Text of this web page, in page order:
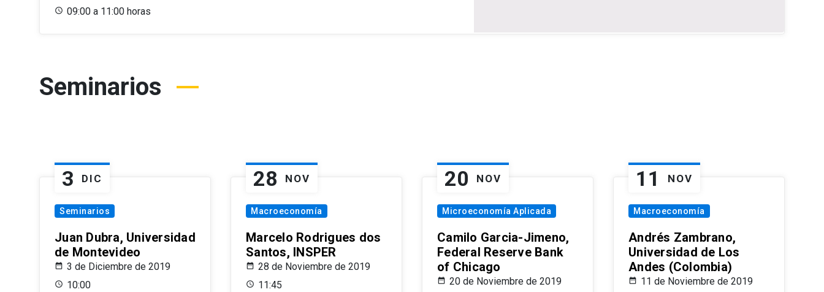
09:00 a 11:00 horas
Seminarios
3 DIC
Seminarios
Juan Dubra, Universidad
de Montevideo
3 de Diciembre de 2019
10:00
28 NOV
Macroeconomía
Marcelo Rodrigues dos
Santos, INSPER
28 de Noviembre de 2019
11:45
20 NOV
Microeconomía Aplicada
Camilo Garcia-Jimeno,
Federal Reserve Bank
of Chicago
20 de Noviembre de 2019
11 NOV
Macroeconomía
Andrés Zambrano,
Universidad de Los
Andes (Colombia)
11 de Noviembre de 2019